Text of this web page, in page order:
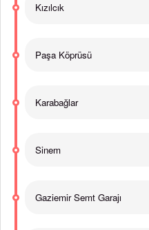
Kızılcık
Paşa Köprüsü
Karabağlar
Sinem
Gaziemir Semt Garajı